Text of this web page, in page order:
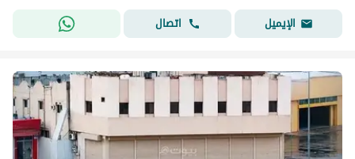
الإيميل
اتصال